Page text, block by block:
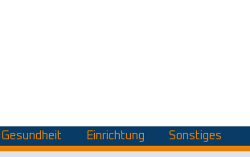
Gesundheit Einrichtung Sonstiges